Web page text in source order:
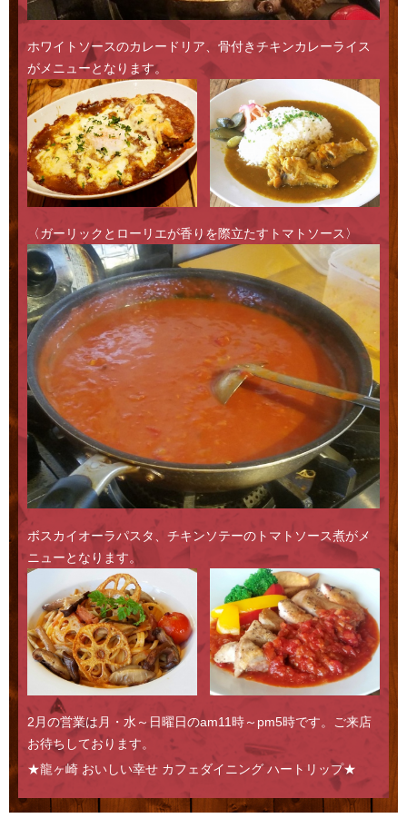
ホワイトソースのカレードリア、骨付きチキンカレーライス
がメニューとなります。
〈ガーリックとローリエが香りを際立たすトマトソース〉
ボスカイオーラパスタ、チキンソテーのトマトソース煮がメ
ニューとなります。
2月の営業は月・水～日曜日のam11時～pm5時です。ご来店
お待ちしております。
★龍ヶ崎 おいしい幸せ カフェダイニング ハートリップ★